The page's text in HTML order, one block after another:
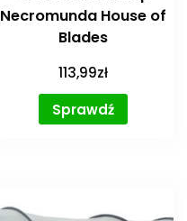
Necromunda House of
Blades
113,99zł
Sprawdź